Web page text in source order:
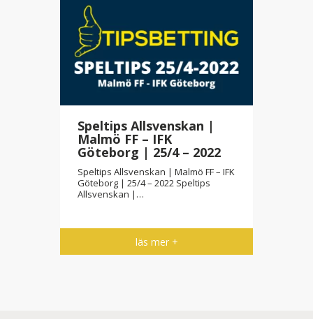
Speltips Allsvenskan |
Malmö FF – IFK
Göteborg | 25/4 – 2022
Speltips Allsvenskan | Malmö FF – IFK
Göteborg | 25/4 – 2022 Speltips
Allsvenskan |…
läs mer +